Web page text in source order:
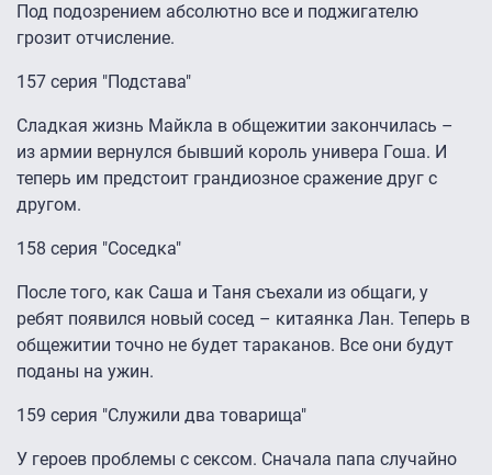
Под подозрением абсолютно все и поджигателю
грозит отчисление.
157 серия "Подстава"
Сладкая жизнь Майкла в общежитии закончилась –
из армии вернулся бывший король универа Гоша. И
теперь им предстоит грандиозное сражение друг с
другом.
158 серия "Соседка"
После того, как Саша и Таня съехали из общаги, у
ребят появился новый сосед – китаянка Лан. Теперь в
общежитии точно не будет тараканов. Все они будут
поданы на ужин.
159 серия "Служили два товарища"
У героев проблемы с сексом. Сначала папа случайно